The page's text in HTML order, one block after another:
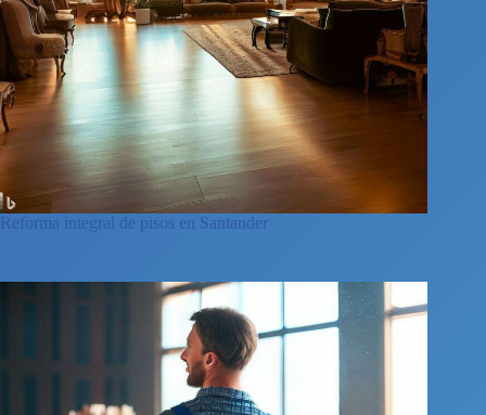
Reforma integral de pisos en Santander